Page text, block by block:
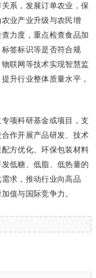
系，发展订单农业，保
业产业升级与农民增
力度，重点检查食品加
签标识等是否符合规
联网等技术实现智慧监
升行业整体质量水平，
项科研基金或项目，支
作开展产品研发、技术
方优化、环保包装材料
低糖、低脂、低热量的
求，推动行业向高品
值与国际竞争力。